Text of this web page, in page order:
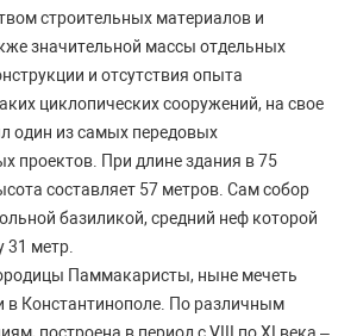
строительных материалов и
значительной массы отдельных
и отсутствия опыта
циклопических сооружений, на свое
один из самых передовых
проектов. При длине здания в 75
составляет 57 метров. Сам собор
базиликой, средний неф которой
31 метр.
Паммакаристы, ныне мечеть
Константинополе. По различным